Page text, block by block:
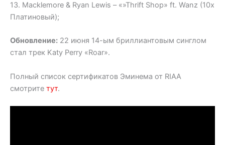
13. Macklemore & Ryan Lewis – «»Thrift Shop» ft. Wanz (10x
Платиновый);
Обновление: 22 июня 14-ым бриллиантовым синглом
стал трек Katy Perry «Roar».
Полный список сертификатов Эминема от RIAA
смотрите тут.